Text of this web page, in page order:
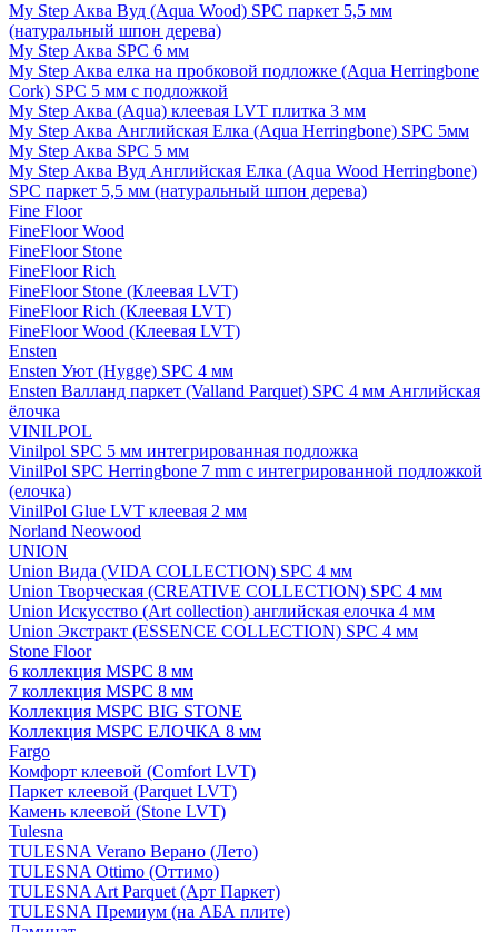
My Step Аква Вуд (Aqua Wood) SPC паркет 5,5 мм
(натуральный шпон дерева)
My Step Аква SPC 6 мм
My Step Аква елка на пробковой подложке (Aqua Herringbone
Cork) SPC 5 мм с подложкой
My Step Аква (Aqua) клеевая LVT плитка 3 мм
My Step Аква Английская Елка (Aqua Herringbone) SPC 5мм
My Step Аква SPC 5 мм
My Step Аква Вуд Английская Елка (Aqua Wood Herringbone)
SPC паркет 5,5 мм (натуральный шпон дерева)
Fine Floor
FineFloor Wood
FineFloor Stone
FineFloor Rich
FineFloor Stone (Клеевая LVT)
FineFloor Rich (Клеевая LVT)
FineFloor Wood (Клеевая LVT)
Ensten
Ensten Уют (Hygge) SPC 4 мм
Ensten Валланд паркет (Valland Parquet) SPC 4 мм Английская
ёлочка
VINILPOL
Vinilpol SPC 5 мм интегрированная подложка
VinilPol SPC Herringbone 7 mm с интегрированной подложкой
(елочка)
VinilPol Glue LVT клеевая 2 мм
Norland Neowood
UNION
Union Вида (VIDA COLLECTION) SPC 4 мм
Union Творческая (CREATIVE COLLECTION) SPC 4 мм
Union Искусство (Art collection) английская елочка 4 мм
Union Экстракт (ESSENCE COLLECTION) SPC 4 мм
Stone Floor
6 коллекция MSPC 8 мм
7 коллекция MSPC 8 мм
Коллекция MSPC BIG STONE
Коллекция MSPC ЕЛОЧКА 8 мм
Fargo
Комфорт клеевой (Comfort LVT)
Паркет клеевой (Parquet LVT)
Камень клеевой (Stone LVT)
Tulesna
TULESNA Verano Верано (Лето)
TULESNA Ottimo (Оттимо)
TULESNA Art Parquet (Арт Паркет)
TULESNA Премиум (на АБА плите)